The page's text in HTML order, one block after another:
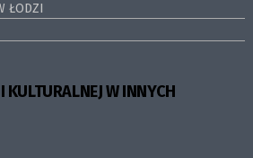
ŁODZI
W INNYCH